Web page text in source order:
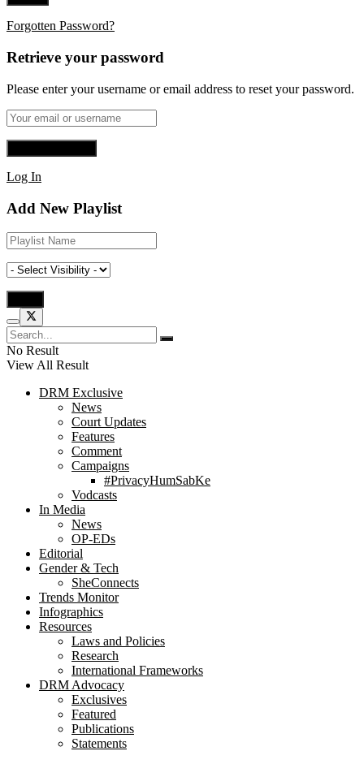
Forgotten Password?
Retrieve your password
Please enter your username or email address to reset your password.
Log In
Add New Playlist
No Result
View All Result
DRM Exclusive
News
Court Updates
Features
Comment
Campaigns
#PrivacyHumSabKe
Vodcasts
In Media
News
OP-EDs
Editorial
Gender & Tech
SheConnects
Trends Monitor
Infographics
Resources
Laws and Policies
Research
International Frameworks
DRM Advocacy
Exclusives
Featured
Publications
Statements